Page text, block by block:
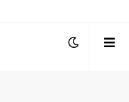
Almeida.